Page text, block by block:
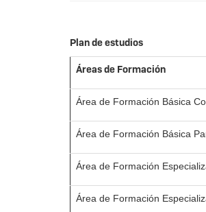
Plan de estudios
Áreas de Formación
Área de Formación Básica
Área de Formación Básica
Área de Formación
Área de Formación